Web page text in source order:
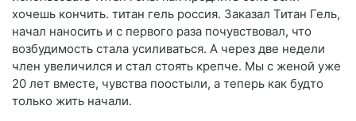
хочешь кончить. титан гель россия. Заказал Титан Гель,
начал наносить и с первого раза почувствовал, что
возбудимость стала усиливаться. А через две недели
член увеличился и стал стоять крепче. Мы с женой уже
20 лет вместе, чувства поостыли, а теперь как будто
только жить начали.